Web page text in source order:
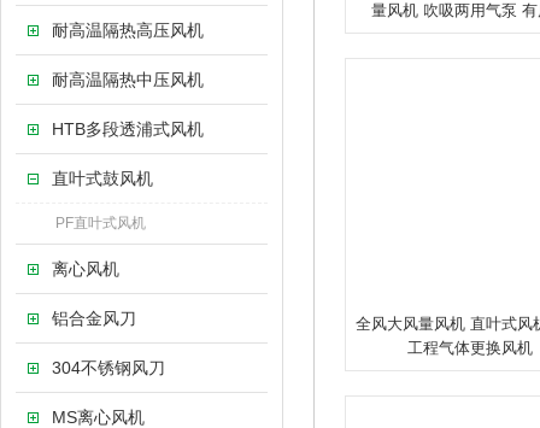
耐高温隔热高压风机
耐高温隔热中压风机
HTB多段透浦式风机
直叶式鼓风机
PF直叶式风机
离心风机
铝合金风刀
304不锈钢风刀
MS离心风机
量风机 吹吸两用气泵
全风大风量风机 直叶式风
工程气体更换风机